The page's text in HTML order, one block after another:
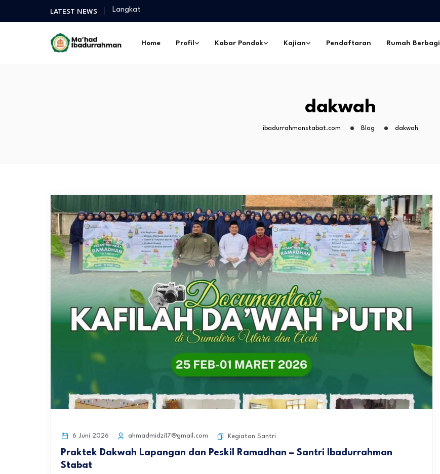
LATEST NEWS
Langkat
Selamat Sukses Gelar Magister Pedidikan Pimpinan Pesantren…
Diantara Takbir Dan Air Mata Pengorbanan –…
Selamat Sukses Gelar Magister Pedidikan Pimpinan Pesantren…
Diantara Takbir Dan Air Mata Pengorbanan –…
Home Profil Kabar Pondok Kajian Pendaftaran Rumah Berbagi
dakwah
ibadurrahmanstabat.com Blog dakwah
6 Juni 2026 ahmadmidzi17@gmail.com Kegiatan Santri
Praktek Dakwah Lapangan dan Peskil Ramadhan – Santri Ibadurrahman
Stabat